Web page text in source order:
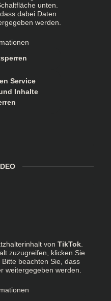
unten.
dabei Daten
werden.
Service
Inhalte
von TikTok.
zuzugreifen, klicken Sie
beachten Sie, dass
weitergegeben werden.